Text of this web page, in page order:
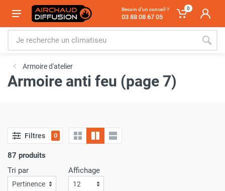
Besoin d'un conseil ?
03 88 08 67 05
0
Armoire d'atelier
Armoire anti feu (page 7)
Filtres 0
87 produits
Tri par
Affichage